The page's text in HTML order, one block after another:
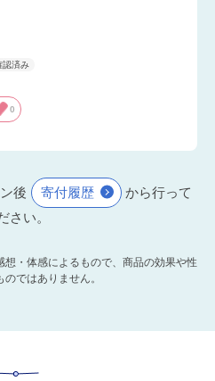
0
後 寄付履歴
から行って
さい。
・体感によるもので、商品の効果や性
ではありません。